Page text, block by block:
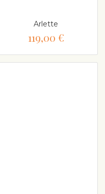
Arlette
119,00 €